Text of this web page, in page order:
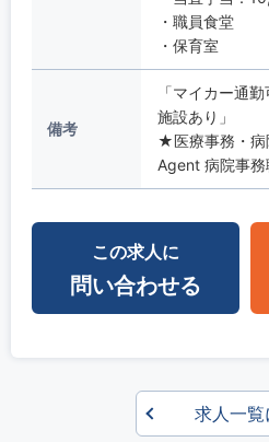
・職員食堂
・保育室
備考
「マイカー通
施設あり」
★医療事務・病
Agent 病院事務
この求人に
問い合わせる
求人一覧